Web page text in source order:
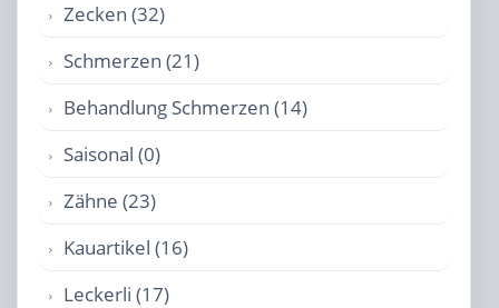
Zecken (32)
Schmerzen (21)
Behandlung Schmerzen (14)
Saisonal (0)
Zähne (23)
Kauartikel (16)
Leckerli (17)